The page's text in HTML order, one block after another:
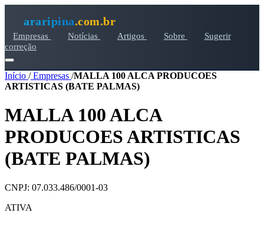
araripina.com.br
Empresas Notícias Artigos Sobre
Sugerir
correção
Início /Empresas /MALLA 100 ALCA PRODUCOES
ARTISTICAS (BATE PALMAS)
MALLA 100 ALCA
PRODUCOES ARTISTICAS
(BATE PALMAS)
CNPJ: 07.033.486/0001-03
ATIVA